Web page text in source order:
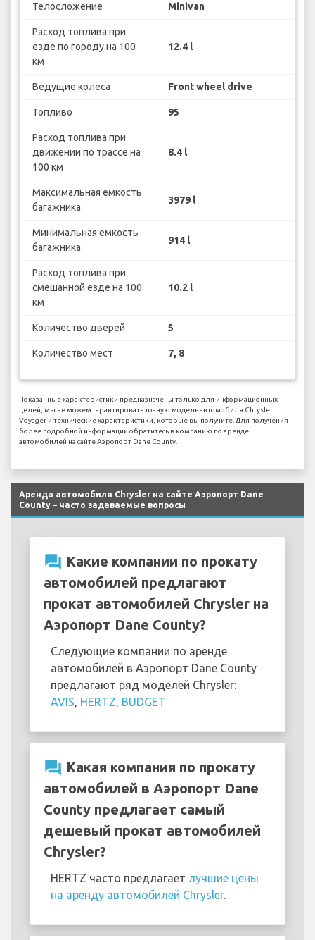
Телосложение Minivan
Расход топлива при
езде по городу на 100
км
12.4 l
Ведущие колеса Front wheel drive
Топливо 95
Расход топлива при
движении по трассе на
100 км
8.4 l
Максимальная емкость
багажника
3979 l
Минимальная емкость
багажника
914 l
Расход топлива при
смешанной езде на 100
км
10.2 l
Количество дверей 5
Количество мест 7, 8
Показанные характеристики предназначены только для информационных
целей, мы не можем гарантировать точную модель автомобиля Chrysler
Voyager и технические характеристики, которые вы получите. Для получения
более подробной информации обратитесь в компанию по аренде
автомобилей на сайте Аэропорт Dane County.
Аренда автомобиля Chrysler на сайте Аэропорт Dane
County – часто задаваемые вопросы
question_answer Какие компании по прокату
автомобилей предлагают
прокат автомобилей Chrysler на
Аэропорт Dane County?
Следующие компании по аренде
автомобилей в Аэропорт Dane County
предлагают ряд моделей Chrysler:
AVIS HERTZ BUDGET
question_answer Какая компания по прокату
автомобилей в Аэропорт Dane
County предлагает самый
дешевый прокат автомобилей
Chrysler?
HERTZ часто предлагает лучшие цены
на аренду автомобилей Chrysler.